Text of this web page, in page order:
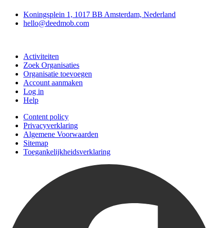
Koningsplein 1, 1017 BB Amsterdam, Nederland
hello@deedmob.com
Activiteiten
Zoek Organisaties
Organisatie toevoegen
Account aanmaken
Log in
Help
Content policy
Privacyverklaring
Algemene Voorwaarden
Sitemap
Toegankelijkheidsverklaring